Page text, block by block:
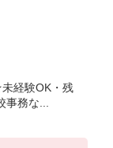
経験OK・残
務な...